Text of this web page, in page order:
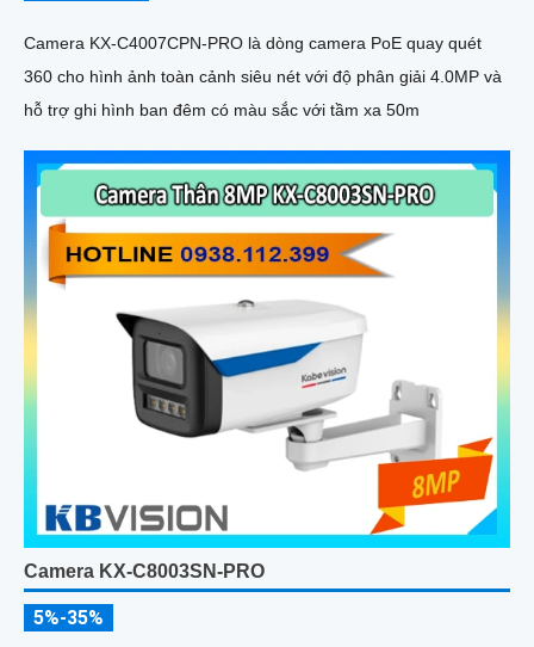
Camera KX-C4007CPN-PRO là dòng camera PoE quay quét
360 cho hình ảnh toàn cảnh siêu nét với độ phân giải 4.0MP và
hỗ trợ ghi hình ban đêm có màu sắc với tầm xa 50m
Camera KX-C8003SN-PRO
5%-35%